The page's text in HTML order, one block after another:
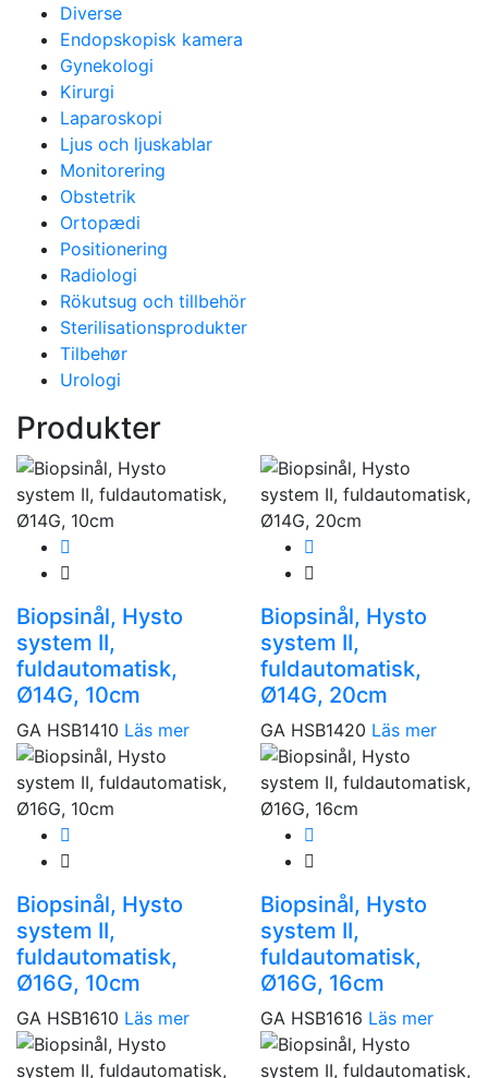
Produkter
Biopsinål, Hysto
system II,
fuldautomatisk,
Ø14G, 10cm
GA HSB1410 Läs mer
Biopsinål, Hysto
system II,
fuldautomatisk,
Ø14G, 20cm
GA HSB1420 Läs mer
Biopsinål, Hysto
system II,
fuldautomatisk,
Ø16G, 10cm
GA HSB1610 Läs mer
Biopsinål, Hysto
system II,
fuldautomatisk,
Ø16G, 16cm
GA HSB1616 Läs mer
Diverse
Endopskopisk kamera
Gynekologi
Kirurgi
Laparoskopi
Ljus och ljuskablar
Monitorering
Obstetrik
Ortopædi
Positionering
Radiologi
Rökutsug och tillbehör
Sterilisationsprodukter
Tilbehør
Urologi